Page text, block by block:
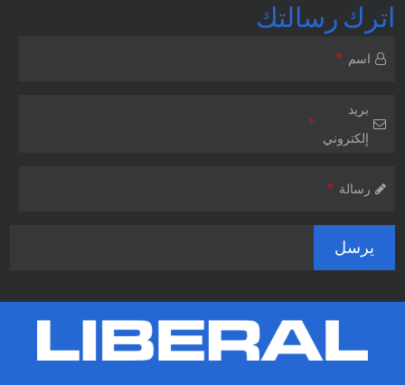
اترك رسالتك
اسم *
بريد
إلكتروني
*
رسالة *